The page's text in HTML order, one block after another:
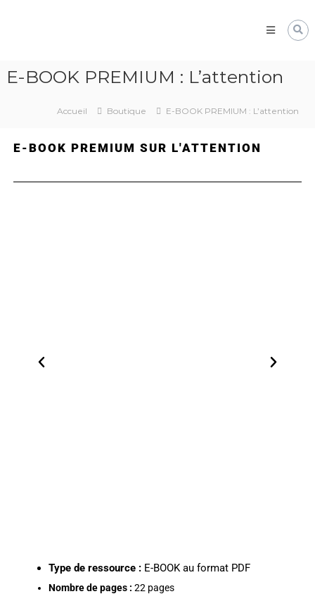
les
E-BOOK PREMIUM : L’attention
Accueil Boutique E-BOOK PREMIUM : L’attention
E-BOOK PREMIUM SUR L'ATTENTION
Type de ressource :E-BOOK au format PDF
Nombre de pages : 22 pages